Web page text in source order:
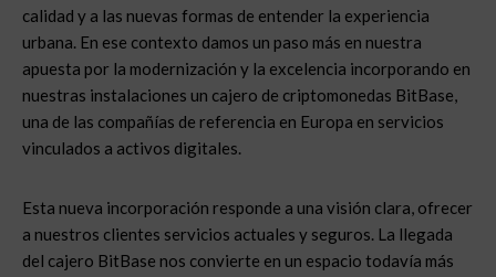
calidad y a las nuevas formas de entender la experiencia
urbana. En ese contexto damos un paso más en nuestra
apuesta por la modernización y la excelencia incorporando en
nuestras instalaciones un cajero de criptomonedas BitBase,
una de las compañías de referencia en Europa en servicios
vinculados a activos digitales.
Esta nueva incorporación responde a una visión clara, ofrecer
a nuestros clientes servicios actuales y seguros. La llegada
del cajero BitBase nos convierte en un espacio todavía más